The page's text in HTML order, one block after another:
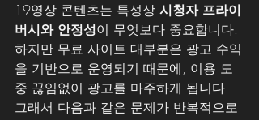
19영상 콘텐츠는 특성상 시청자 프라이
버시와 안정성이 무엇보다 중요합니다.
하지만 무료 사이트 대부분은 광고 수익
을 기반으로 운영되기 때문에, 이용 도
중 끊임없이 광고를 마주하게 됩니다.
그래서 다음과 같은 문제가 반복적으로